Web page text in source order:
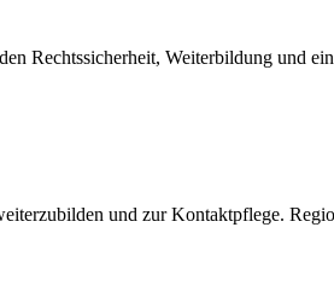
Rechtssicherheit, Weiterbildung und
und zur Kontaktpflege.